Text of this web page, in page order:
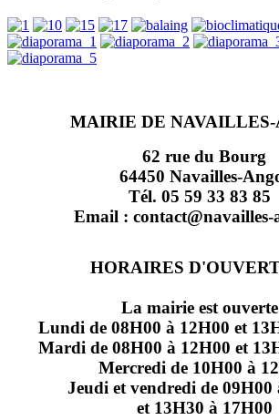
MAIRIE DE NAVAILLES-
62 rue du Bourg
64450 Navailles-
Tél. 05 59 33 83 85
Email : contact@navailles-
HORAIRES
La mairie est
Lundi de 08H00 à 12H00 et
Mardi de 08H00 à 12H00 et
Mercredi de 10H00 à
Jeudi et vendredi de 09H00
et 13H30 à 17H00